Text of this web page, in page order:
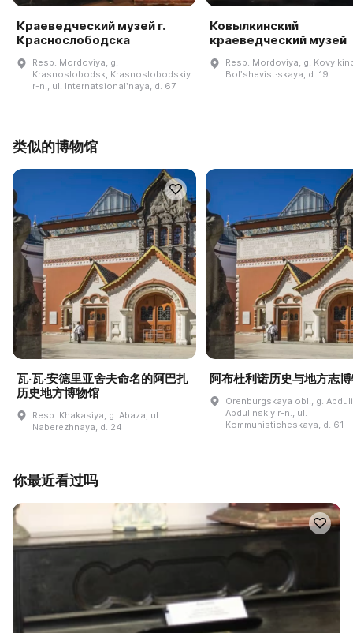
Краеведческий музей г.
Краснослободска
Resp. Mordoviya, g.
Krasnoslobodsk, Krasnoslobodskiy
r-n., ul. Internatsionalʹnaya, d. 67
Ковылкинский
краеведческий музей
Resp. Mordoviya, g.
Bolʹshevist·skaya, d. 19
类似的博物馆
瓦·瓦·安德里亚舍夫命名的阿巴扎
历史地方博物馆
Resp. Khakasiya, g. Abaza, ul.
Naberezhnaya, d. 24
阿布杜利诺历史与地方志
Orenburgskaya obl., g.
Abdulinskiy r-n., ul.
Kommunisticheskaya, d. 61
你最近看过吗